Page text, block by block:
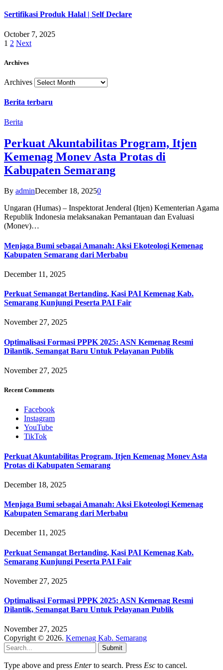
Sertifikasi Produk Halal | Self Declare
October 7, 2025
1 2 Next
Archives
Archives
Berita terbaru
Berita
Perkuat Akuntabilitas Program, Itjen
Kemenag Monev Asta Protas di
Kabupaten Semarang
By adminDecember 18, 20250
Ungaran (Humas) – Inspektorat Jenderal (Itjen) Kementerian Agama
Republik Indonesia melaksanakan Pemantauan dan Evaluasi
(Monev)…
Menjaga Bumi sebagai Amanah: Aksi Ekoteologi Kemenag
Kabupaten Semarang dari Merbabu
December 11, 2025
Perkuat Semangat Bertanding, Kasi PAI Kemenag Kab.
Semarang Kunjungi Peserta PAI Fair
November 27, 2025
Optimalisasi Formasi PPPK 2025: ASN Kemenag Resmi
Dilantik, Semangat Baru Untuk Pelayanan Publik
November 27, 2025
Recent Comments
Facebook
Instagram
YouTube
TikTok
Perkuat Akuntabilitas Program, Itjen Kemenag Monev Asta
Protas di Kabupaten Semarang
December 18, 2025
Menjaga Bumi sebagai Amanah: Aksi Ekoteologi Kemenag
Kabupaten Semarang dari Merbabu
December 11, 2025
Perkuat Semangat Bertanding, Kasi PAI Kemenag Kab.
Semarang Kunjungi Peserta PAI Fair
November 27, 2025
Optimalisasi Formasi PPPK 2025: ASN Kemenag Resmi
Dilantik, Semangat Baru Untuk Pelayanan Publik
November 27, 2025
Copyright © 2026. Kemenag Kab. Semarang
Submit
Type above and press Enterto search. Press Esc to cancel.